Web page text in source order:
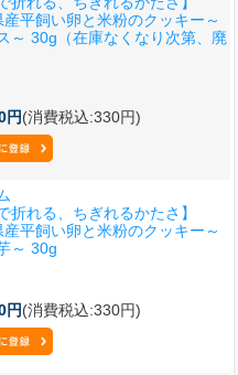
平飼い卵と米粉のクッキー～
～ 30g（在庫なくなり次第、廃
円(消費税込:330円)
折れる、ちぎれるかたさ】
平飼い卵と米粉のクッキー～
～ 30g
円(消費税込:330円)